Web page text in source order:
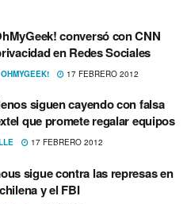
conversó con CNN
en Redes Sociales
17 FEBRERO 2012
siguen cayendo con falsa
que promete regalar equipos
17 FEBRERO 2012
sigue contra las represas en
y el FBI